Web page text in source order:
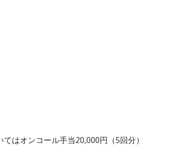
はオンコール手当20,000円（5回分）